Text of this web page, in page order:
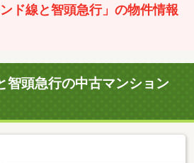
ド線と智頭急行」の物件情報
智頭急行の中古マンション